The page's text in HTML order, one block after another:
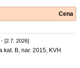
Cena
- [2.7. 2026]
kat. B, nar. 2015, KVH